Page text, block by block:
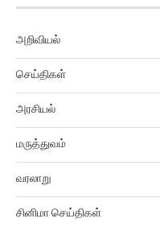
அறிவியல்
செய்திகள்
அரசியல்
மருத்துவம்
வரலாறு
சினிமா செய்திகள்